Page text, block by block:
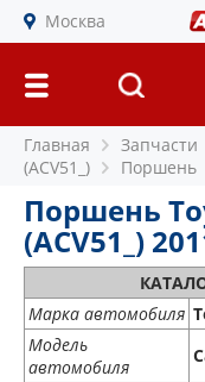
Москва
Главная Запчасти
(ACV51_)
Поршень
Поршень
(ACV51_)
Марка автомобиля
Модель
автомобиля